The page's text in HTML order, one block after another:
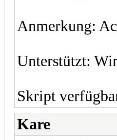
Anmerkung:
Unterstützt:
Skript
Kare